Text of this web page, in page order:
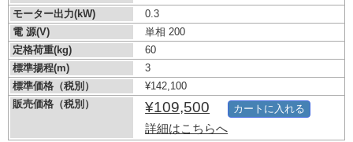
モーター出力(kW)
0.3
電 源(V)
単相 200
定格荷重(kg)
60
標準揚程(m)
3
標準価格（税別）
¥142,100
販売価格（税別）
¥109,500
詳細はこちらへ
カートに入れる